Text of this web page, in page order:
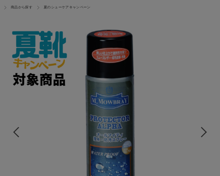
商品から探す 夏のシューケアキャンペーン